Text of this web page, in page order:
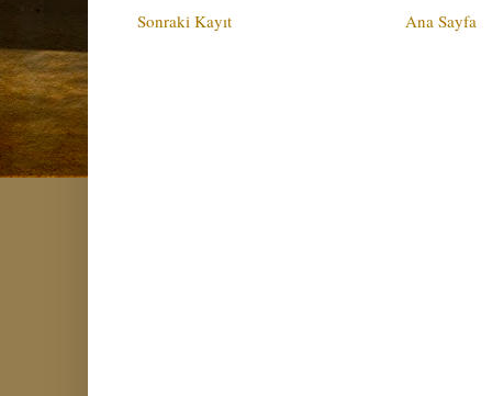
Sonraki Kayıt Ana Sayfa